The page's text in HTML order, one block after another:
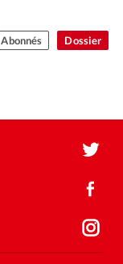
Dossier
Abonnés